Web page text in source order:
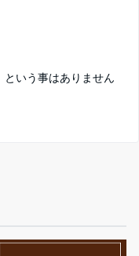
という事はありません